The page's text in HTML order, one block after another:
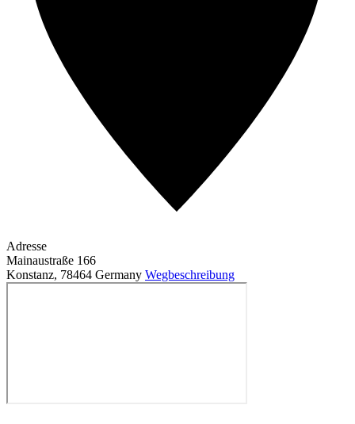
Adresse
Mainaustraße 166
Konstanz, 78464 Germany Wegbeschreibung